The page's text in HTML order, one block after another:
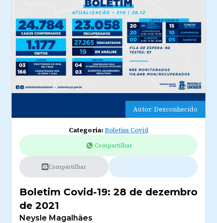
Autor: Desconhecido
Categoria:Boletim Covid
Compartilhar
Compartilhar
Boletim Covid-19: 28 de dezembro
de 2021
Neysle Magalhães